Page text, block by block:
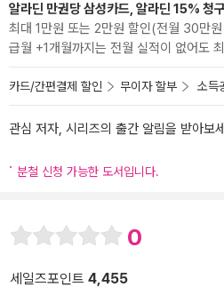
알라딘 만권당 삼성카드, 알라딘 15% 청
최대 1만원 또는 2만원 할인(전월 30만
급월 +1개월까지는 전월 실적이 없어도
카드/간편결제 할인 무이자 할부 소득
관심 저자, 시리즈의 출간 알림을 받아보
분철 신청 가능한 도서입니다.
0
세일즈포인트 4,455